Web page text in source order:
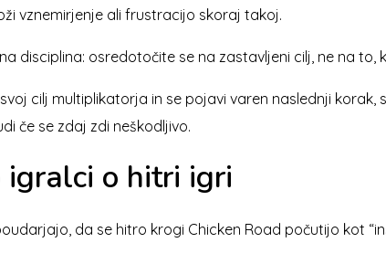
vznemirjenje ali frustracijo skoraj takoj.
disciplina: osredotočite se na zastavljeni cilj, ne na to,
cilj multiplikatorja in se pojavi varen naslednji
če se zdaj zdi neškodljivo.
igralci o hitri igri
da se hitro krogi Chicken Road počutijo kot